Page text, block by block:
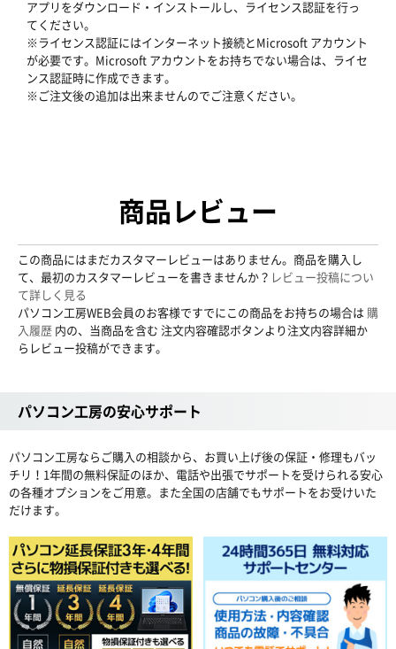
アプリをダウンロード・インストールし、ライセンス認証を行っ
てください。
※ライセンス認証にはインターネット接続とMicrosoft アカウント
が必要です。Microsoft アカウントをお持ちでない場合は、ライセ
ンス認証時に作成できます。
※ご注文後の追加は出来ませんのでご注意ください。
商品レビュー
この商品にはまだカスタマーレビューはありません。商品を購入し
て、最初のカスタマーレビューを書きませんか？ レビュー投稿につい
て詳しく見る
パソコン工房WEB会員のお客様ですでにこの商品をお持ちの場合は 購
入履歴 内の、当商品を含む 注文内容確認ボタンより注文内容詳細か
らレビュー投稿ができます。
パソコン工房の安心サポート
パソコン工房ならご購入の相談から、お買い上げ後の保証・修理もバッ
チリ！1年間の無料保証のほか、電話や出張でサポートを受けられる安心
の各種オプションをご用意。また全国の店舗でもサポートをお受けいた
だけます。